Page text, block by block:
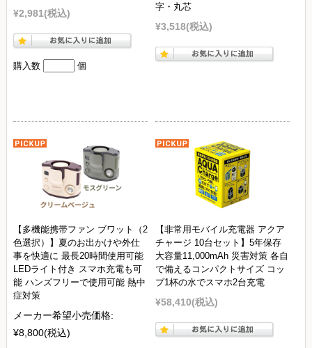
¥2,981(税込)
購入数 個
字・丸芯
¥3,518(税込)
【多機能携帯ファン ブワット（2
色選択）】夏のお出かけや外仕
事を快適に 最長20時間使用可能
LEDライト付き スマホ充電も可
能 ハンズフリーで使用可能 熱中
症対策
メーカー希望小売価格:
¥8,800(税込)
【非常用モバイル充電器 アクア
チャージ 10台セット】5年保存
大容量11,000mAh 災害対策 各自
で備えるコンパクトサイズ コッ
プ1杯の水でスマホ2台充電
¥58,410(税込)